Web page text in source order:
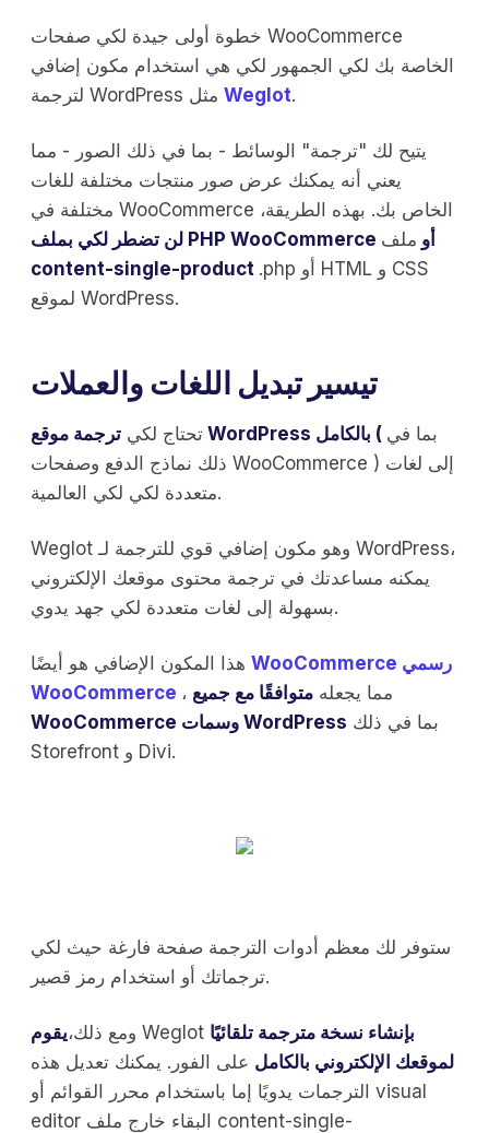
خطوة أولى جيدة لكي صفحات WooCommerce
الخاصة بك لكي الجمهور لكي هي استخدام مكون إضافي
Weglot.
يتيح لك "ترجمة" الوسائط - بما في ذلك الصور - مما
يعني أنه يمكنك عرض صور منتجات مختلفة للغات
مختلفة في WooCommerce الخاص بك. بهذه الطريقة،
لن تضطر لكي بملف PHP WooCommerce أو ملف
content-single-product .php أو HTML و CSS
لموقع WordPress.
تيسير تبديل اللغات والعملات
تحتاج لكي ترجمة موقع WordPress بالكامل ( بما في
ذلك نماذج الدفع وصفحات WooCommerce ) إلى لغات
متعددة لكي لكي العالمية.
Weglot وهو مكون إضافي قوي للترجمة لـ WordPress،
يمكنه مساعدتك في ترجمة محتوى موقعك الإلكتروني
بسهولة إلى لغات متعددة لكي جهد يدوي.
WooCommerce رسمي
WooCommerce
، مما يجعله متوافقًا مع جميع
WooCommerce وسمات WordPress
Storefront و Divi.
ستوفر لك معظم أدوات الترجمة صفحة فارغة حيث لكي
ترجماتك أو استخدام رمز قصير.
ومع ذلك،يقوم Weglot بإنشاء نسخة مترجمة تلقائيًا
لموقعك الإلكتروني بالكامل على الفور. يمكنك تعديل هذه
الترجمات يدويًا إما باستخدام محرر القوائم أو visual
editor البقاء خارج ملف content-single-